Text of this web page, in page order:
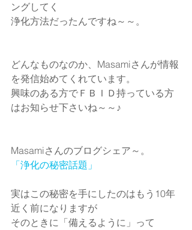
ングしてく
浄化方法だったんですね～～。
どんなものなのか、Masamiさんが情報
を発信始めてくれています。
興味のある方でＦＢＩＤ持っている方
はお知らせ下さいね～～♪
Masamiさんのブログシェア～。
「浄化の秘密話題」
実はこの秘密を手にしたのはもう10年
近く前になりますが
そのときに「備えるように」って